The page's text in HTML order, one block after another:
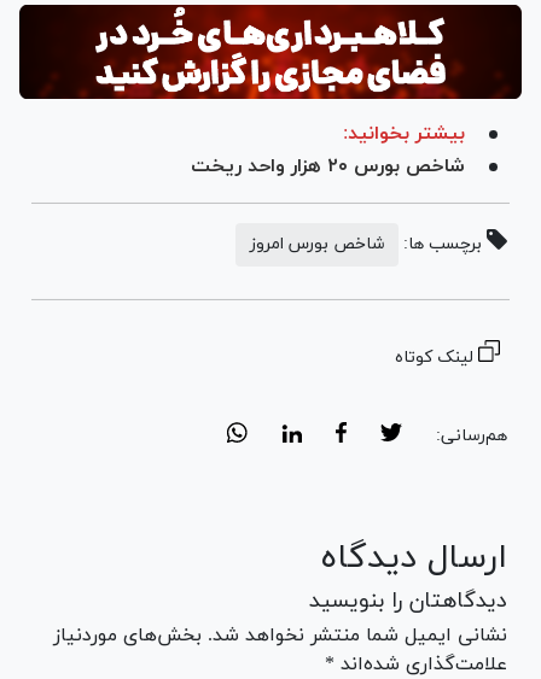
بیشتر بخوانید:
شاخص بورس ۲۰ هزار واحد ریخت
برچسب ها: شاخص بورس امروز
لینک کوتاه
هم‌رسانی:
ارسال دیدگاه
دیدگاهتان را بنویسید
نشانی ایمیل شما منتشر نخواهد شد. بخش‌های موردنیاز
علامت‌گذاری شده‌اند *